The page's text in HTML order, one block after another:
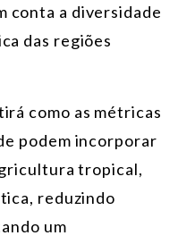
conta a diversidade
das regiões
como as métricas
podem incorporar
tropical,
reduzindo
um